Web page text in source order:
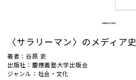
〈サラリーマン〉のメディア史
著者：谷原 吏
出版社：慶應義塾大学出版会
ジャンル：社会・文化